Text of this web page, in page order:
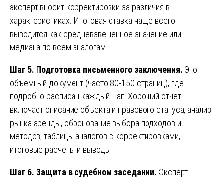
эксперт вносит корректировки за различия в
характеристиках. Итоговая ставка чаще всего
выводится как средневзвешенное значение или
медиана по всем аналогам.
Шаг 5. Подготовка письменного заключения. Это
объёмный документ (часто 80-150 страниц), где
подробно расписан каждый шаг. Хороший отчет
включает описание объекта и правового статуса, анализ
рынка аренды, обоснование выбора подходов и
методов, таблицы аналогов с корректировками,
итоговые расчеты и выводы.
Шаг 6. Защита в судебном заседании. Эксперт